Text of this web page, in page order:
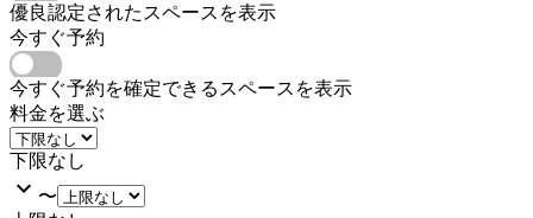
優良認定されたスペースを表示
今すぐ予約
今すぐ予約を確定できるスペースを表示
料金を選ぶ
下限なし
〜